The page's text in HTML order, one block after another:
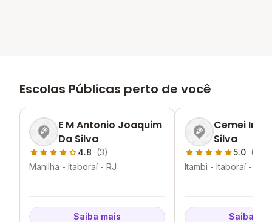
Escolas Públicas perto de você
E M Antonio Joaquim
Da Silva
4.8 (3)
Manilha - Itaboraí - RJ
Saiba mais
Cemei
Silva
5.0 (3)
Itambi - Itaboraí - RJ
Saiba